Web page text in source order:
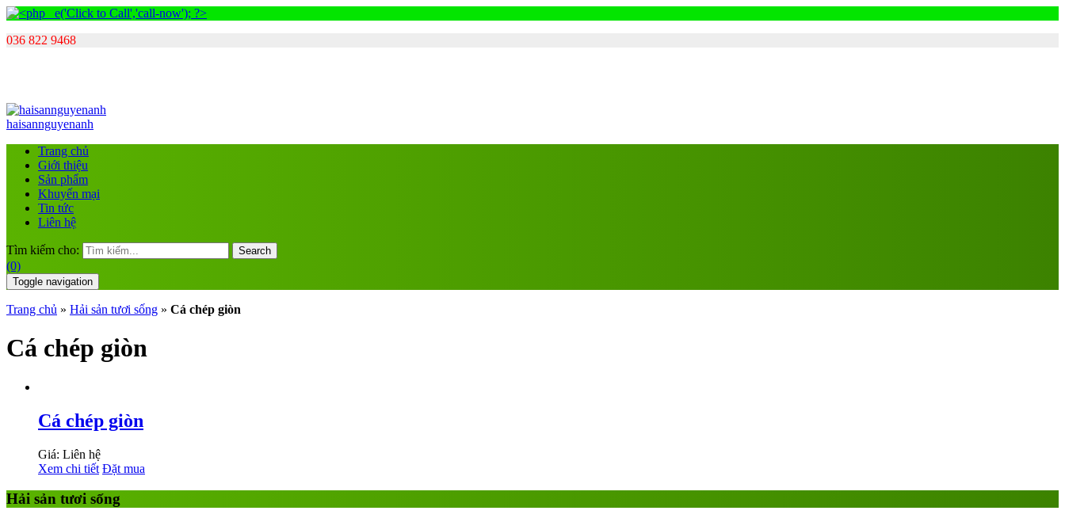
036 822 9468
haisannguyenanh
Trang chủ
Giới thiệu
Sản phẩm
Khuyến mại
Tin tức
Liên hệ
Tìm kiếm cho: Search
(0)
Toggle navigation
Trang chủ » Hải sản tươi sống » Cá chép giòn
Cá chép giòn
Cá chép giòn
Giá: Liên hệ
Xem chi tiết Đặt mua
Hải sản tươi sống